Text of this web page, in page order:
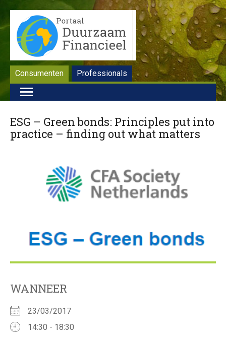
Consumenten Professionals
ESG – Green bonds: Principles put into
practice – ​finding out what matters
WANNEER
23/03/2017
14:30 - 18:30